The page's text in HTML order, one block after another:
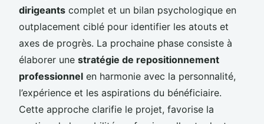
dirigeants complet et un bilan psychologique en
outplacement ciblé pour identifier les atouts et
axes de progrès. La prochaine phase consiste à
élaborer une stratégie de repositionnement
professionnel en harmonie avec la personnalité,
l’expérience et les aspirations du bénéficiaire.
Cette approche clarifie le projet, favorise la